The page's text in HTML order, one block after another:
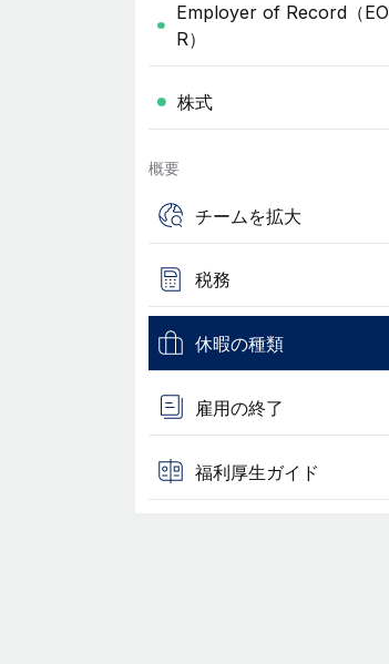
Employer of Record（EO
R）
株式
概要
チームを拡大
税務
休暇の種類
雇用の終了
福利厚生ガイド